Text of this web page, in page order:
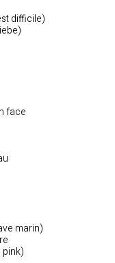
difficile)
face
marin)
pink)